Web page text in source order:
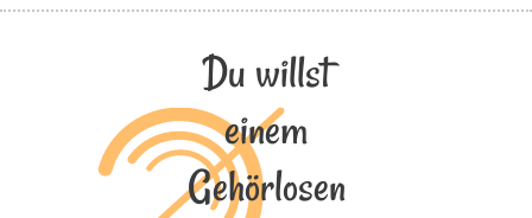
Du willst
einem
Gehörlosen